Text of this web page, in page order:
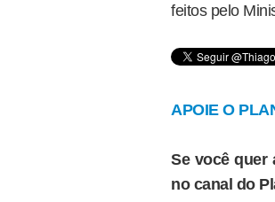
feitos pelo
APOIE O
Se você quer
no canal do